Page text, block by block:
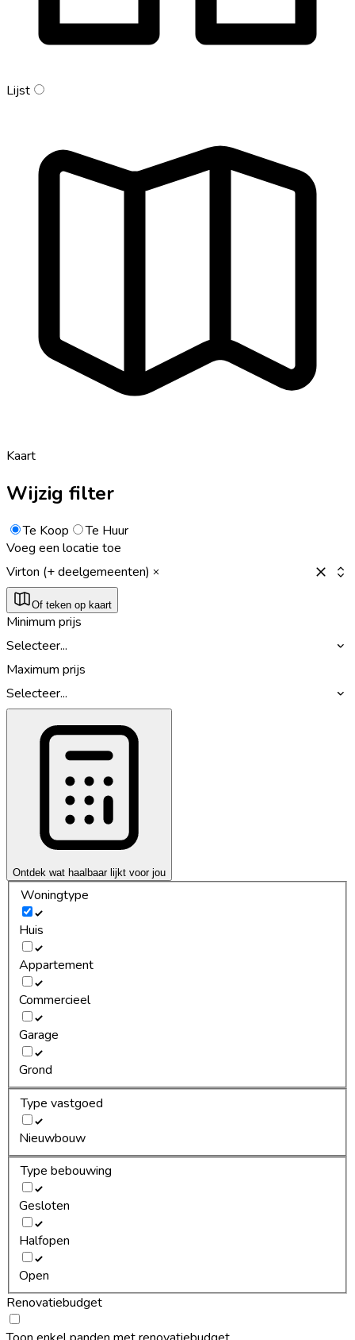
Lijst
Kaart
Wijzig filter
Te Koop
Te Huur
Voeg een locatie toe
Virton (+ deelgemeenten)
Of teken op kaart
Minimum prijs
Selecteer...
Maximum prijs
Selecteer...
Ontdek wat haalbaar lijkt voor jou
Woningtype
Huis
Appartement
Commercieel
Garage
Grond
Type vastgoed
Nieuwbouw
Type bebouwing
Gesloten
Halfopen
Open
Renovatiebudget